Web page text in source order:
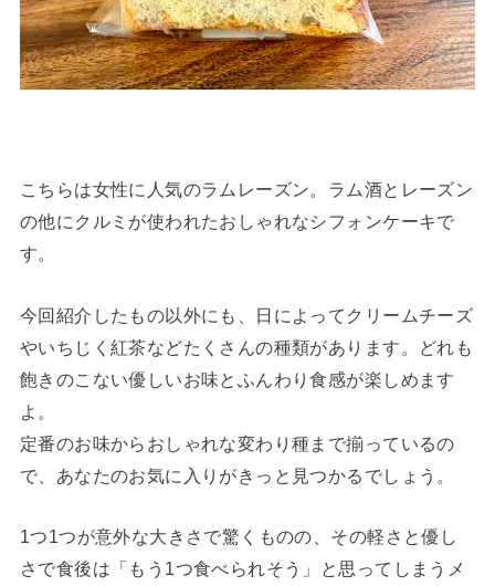
こちらは女性に人気のラムレーズン。ラム酒とレーズン
の他にクルミが使われたおしゃれなシフォンケーキで
す。
今回紹介したもの以外にも、日によってクリームチーズ
やいちじく紅茶などたくさんの種類があります。どれも
飽きのこない優しいお味とふんわり食感が楽しめます
よ。
定番のお味からおしゃれな変わり種まで揃っているの
で、あなたのお気に入りがきっと見つかるでしょう。
1つ1つが意外な大きさで驚くものの、その軽さと優し
さで食後は「もう1つ食べられそう」と思ってしまうメ